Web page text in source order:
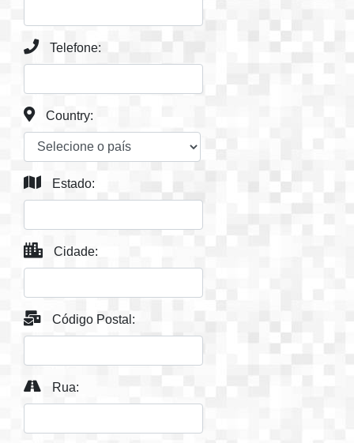
Telefone:
Country:
Estado:
Cidade:
Código Postal:
Rua: